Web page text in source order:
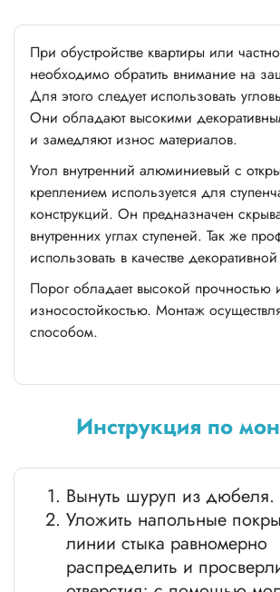
При обустройстве квартиры или
необходимо обратить внимание на
Для этого следует использовать
Они обладают высокими
и замедляют износ материалов.
Угол внутренний алюминиевый с
креплением используется для
конструкций. Он предназначен
внутренних углах ступеней. Так же
использовать в качестве
Порог обладает высокой прочностью
износостойкостью. Монтаж
способом.
Инструкция по
Вынуть шуруп из дюбеля.
Уложить напольные
линии стыка равномерно
распределить и